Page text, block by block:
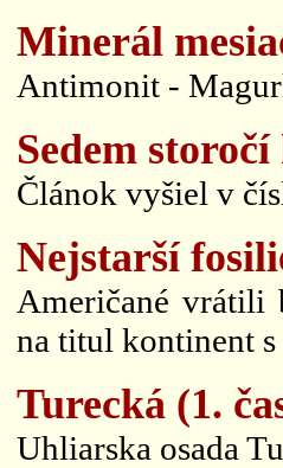
Minerál
Antimonit -
Sedem
Článok vyšiel v
Nejstarší
Američané vrátili
na titul kontinent
Turecká (1.
Uhliarska osada